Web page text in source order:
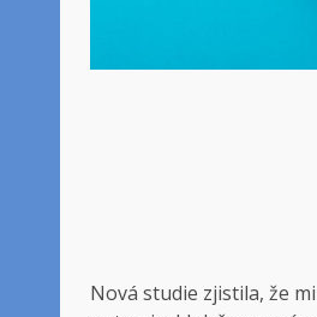
Nová studie zjistila, že